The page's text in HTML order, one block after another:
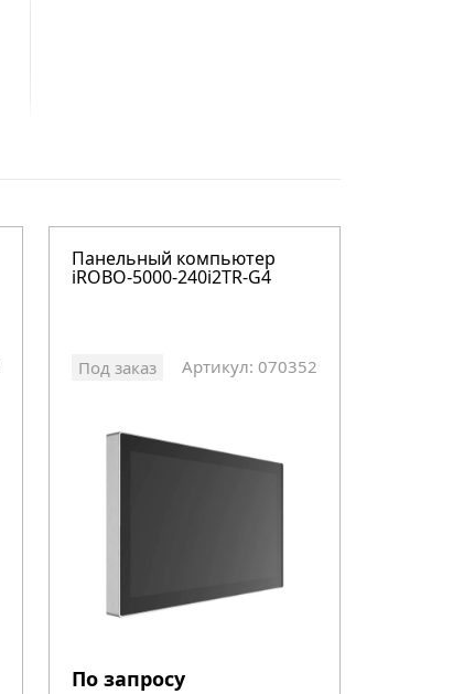
Панельный компьютер
iROBO-5000-240i2TR-G4
Под заказ Артикул: 070352
По запросу